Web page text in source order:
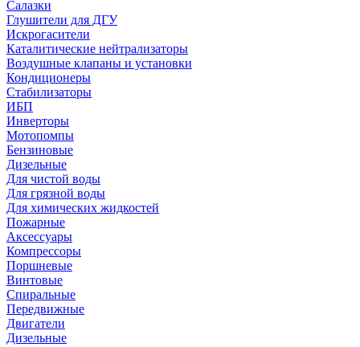
Салазки
Глушители для ДГУ
Искрогасители
Каталитические нейтрализаторы
Воздушные клапаны и установки
Кондиционеры
Стабилизаторы
ИБП
Инверторы
Мотопомпы
Бензиновые
Дизельные
Для чистой воды
Для грязной воды
Для химических жидкостей
Пожарные
Аксессуары
Компрессоры
Поршневые
Винтовые
Спиральные
Передвижные
Двигатели
Дизельные